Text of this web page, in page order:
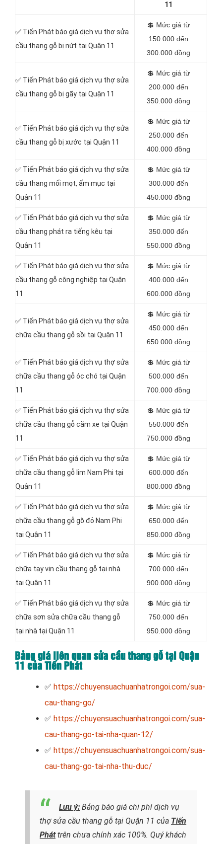
11
✅ Tiến Phát báo giá dịch vụ thợ sửa
cầu thang gỗ bị nứt tại Quận 11
💲 Mức giá từ
150.000 đến
300.000 đồng
✅ Tiến Phát báo giá dịch vụ thợ sửa
cầu thang gỗ bị gãy tại Quận 11
💲 Mức giá từ
200.000 đến
350.000 đồng
✅ Tiến Phát báo giá dịch vụ thợ sửa
cầu thang gỗ bị xước tại Quận 11
💲 Mức giá từ
250.000 đến
400.000 đồng
✅ Tiến Phát báo giá dịch vụ thợ sửa
cầu thang mối mọt, ẩm mục tại
Quận 11
💲 Mức giá từ
300.000 đến
450.000 đồng
✅ Tiến Phát báo giá dịch vụ thợ sửa
cầu thang phát ra tiếng kêu tại
Quận 11
💲 Mức giá từ
350.000 đến
550.000 đồng
✅ Tiến Phát báo giá dịch vụ thợ sửa
cầu thang gỗ công nghiệp tại Quận
11
💲 Mức giá từ
400.000 đến
600.000 đồng
✅ Tiến Phát báo giá dịch vụ thợ sửa
chữa cầu thang gỗ sồi tại Quận 11
💲 Mức giá từ
450.000 đến
650.000 đồng
✅ Tiến Phát báo giá dịch vụ thợ sửa
chữa cầu thang gỗ óc chó tại Quận
11
💲 Mức giá từ
500.000 đến
700.000 đồng
✅ Tiến Phát báo giá dịch vụ thợ sửa
chữa cầu thang gỗ căm xe tại Quận
11
💲 Mức giá từ
550.000 đến
750.000 đồng
✅ Tiến Phát báo giá dịch vụ thợ sửa
chữa cầu thang gỗ lim Nam Phi tại
Quận 11
💲 Mức giá từ
600.000 đến
800.000 đồng
✅ Tiến Phát báo giá dịch vụ thợ sửa
chữa cầu thang gỗ gõ đỏ Nam Phi
tại Quận 11
💲 Mức giá từ
650.000 đến
850.000 đồng
✅ Tiến Phát báo giá dịch vụ thợ sửa
chữa tay vịn cầu thang gỗ tại nhà
tại Quận 11
💲 Mức giá từ
700.000 đến
900.000 đồng
✅ Tiến Phát báo giá dịch vụ thợ sửa
chữa sơn sửa chữa cầu thang gỗ
tại nhà tại Quận 11
💲 Mức giá từ
750.000 đến
950.000 đồng
Bảng giá liên quan sửa cầu thang gỗ tại Quận
11 của Tiến Phát
✅ https://chuyensuachuanhatrongoi.com/sua-
cau-thang-go/
✅ https://chuyensuachuanhatrongoi.com/sua-
cau-thang-go-tai-nha-quan-12/
✅ https://chuyensuachuanhatrongoi.com/sua-
cau-thang-go-tai-nha-thu-duc/
Lưu ý: Bảng báo giá chi phí dịch vụ
thợ sửa cầu thang gỗ tại Quận 11 của Tiến
Pháttrên chưa chính xác 100%. Quý khách